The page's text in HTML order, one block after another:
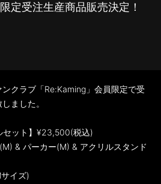
定受注生産商品販売決定！
ンクラブ「Re:Kaming」会員限定で受
ました。
ット】¥23,500(税込)
& パーカー(M) & アクリルスタンド
イズ)